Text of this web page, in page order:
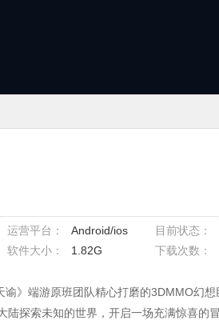
运营平台： Android/ios 目前状态：
软件大小： 1.82G 下载次数：
》端游原班团队精心打磨的3DMMO幻
陆探索未知的世界，开启一场充满惊喜的